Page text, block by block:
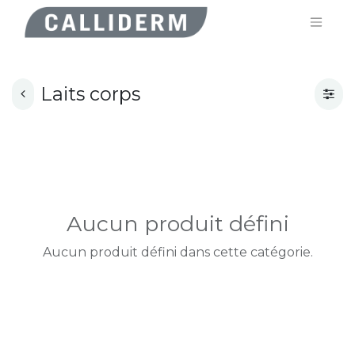
Laits corps
Aucun produit défini
Aucun produit défini dans cette catégorie.